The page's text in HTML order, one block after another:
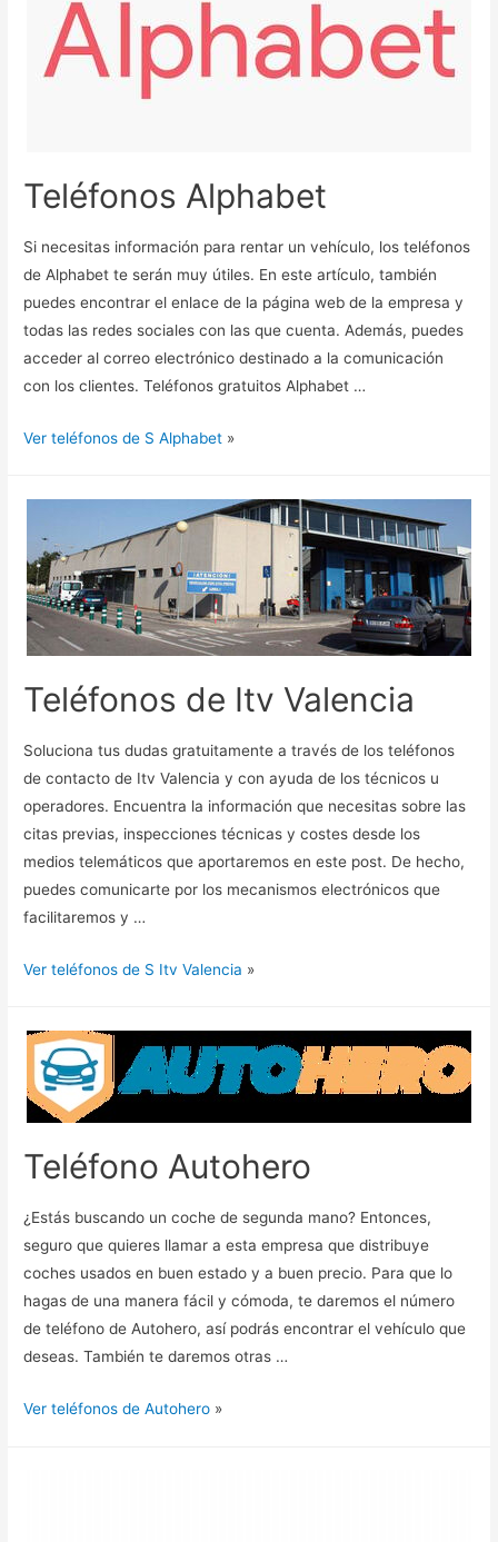
Teléfonos Alphabet
Si necesitas información para rentar un vehículo, los teléfonos
de Alphabet te serán muy útiles. En este artículo, también
puedes encontrar el enlace de la página web de la empresa y
todas las redes sociales con las que cuenta. Además, puedes
acceder al correo electrónico destinado a la comunicación
con los clientes. Teléfonos gratuitos Alphabet …
Ver teléfonos de S Alphabet »
Teléfonos de Itv Valencia
Soluciona tus dudas gratuitamente a través de los teléfonos
de contacto de Itv Valencia y con ayuda de los técnicos u
operadores. Encuentra la información que necesitas sobre las
citas previas, inspecciones técnicas y costes desde los
medios telemáticos que aportaremos en este post. De hecho,
puedes comunicarte por los mecanismos electrónicos que
facilitaremos y …
Ver teléfonos de S Itv Valencia »
Teléfono Autohero
¿Estás buscando un coche de segunda mano? Entonces,
seguro que quieres llamar a esta empresa que distribuye
coches usados en buen estado y a buen precio. Para que lo
hagas de una manera fácil y cómoda, te daremos el número
de teléfono de Autohero, así podrás encontrar el vehículo que
deseas. También te daremos otras …
Ver teléfonos de Autohero »